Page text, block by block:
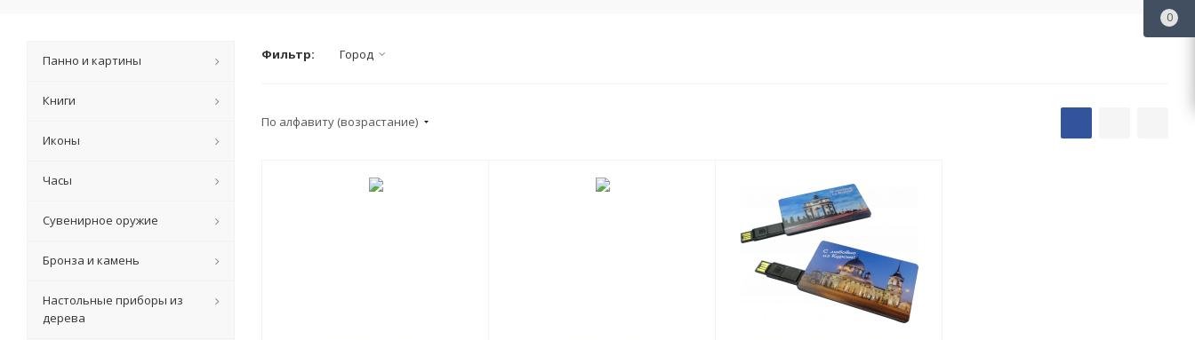
Фильтр: Город
По алфавиту (возрастание)
Панно и картины
Книги
Иконы
Часы
Сувенирное оружие
Бронза и камень
Настольные приборы из
дерева
0